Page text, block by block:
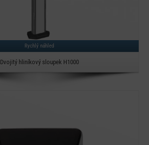
Rychlý náhled
Dvojitý hliníkový sloupek H1000